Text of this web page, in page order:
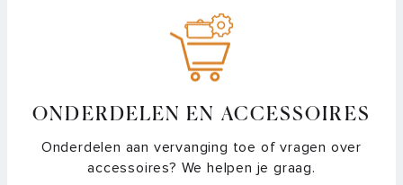
ONDERDELEN EN ACCESSOIRES
Onderdelen aan vervanging toe of vragen over
accessoires? We helpen je graag.